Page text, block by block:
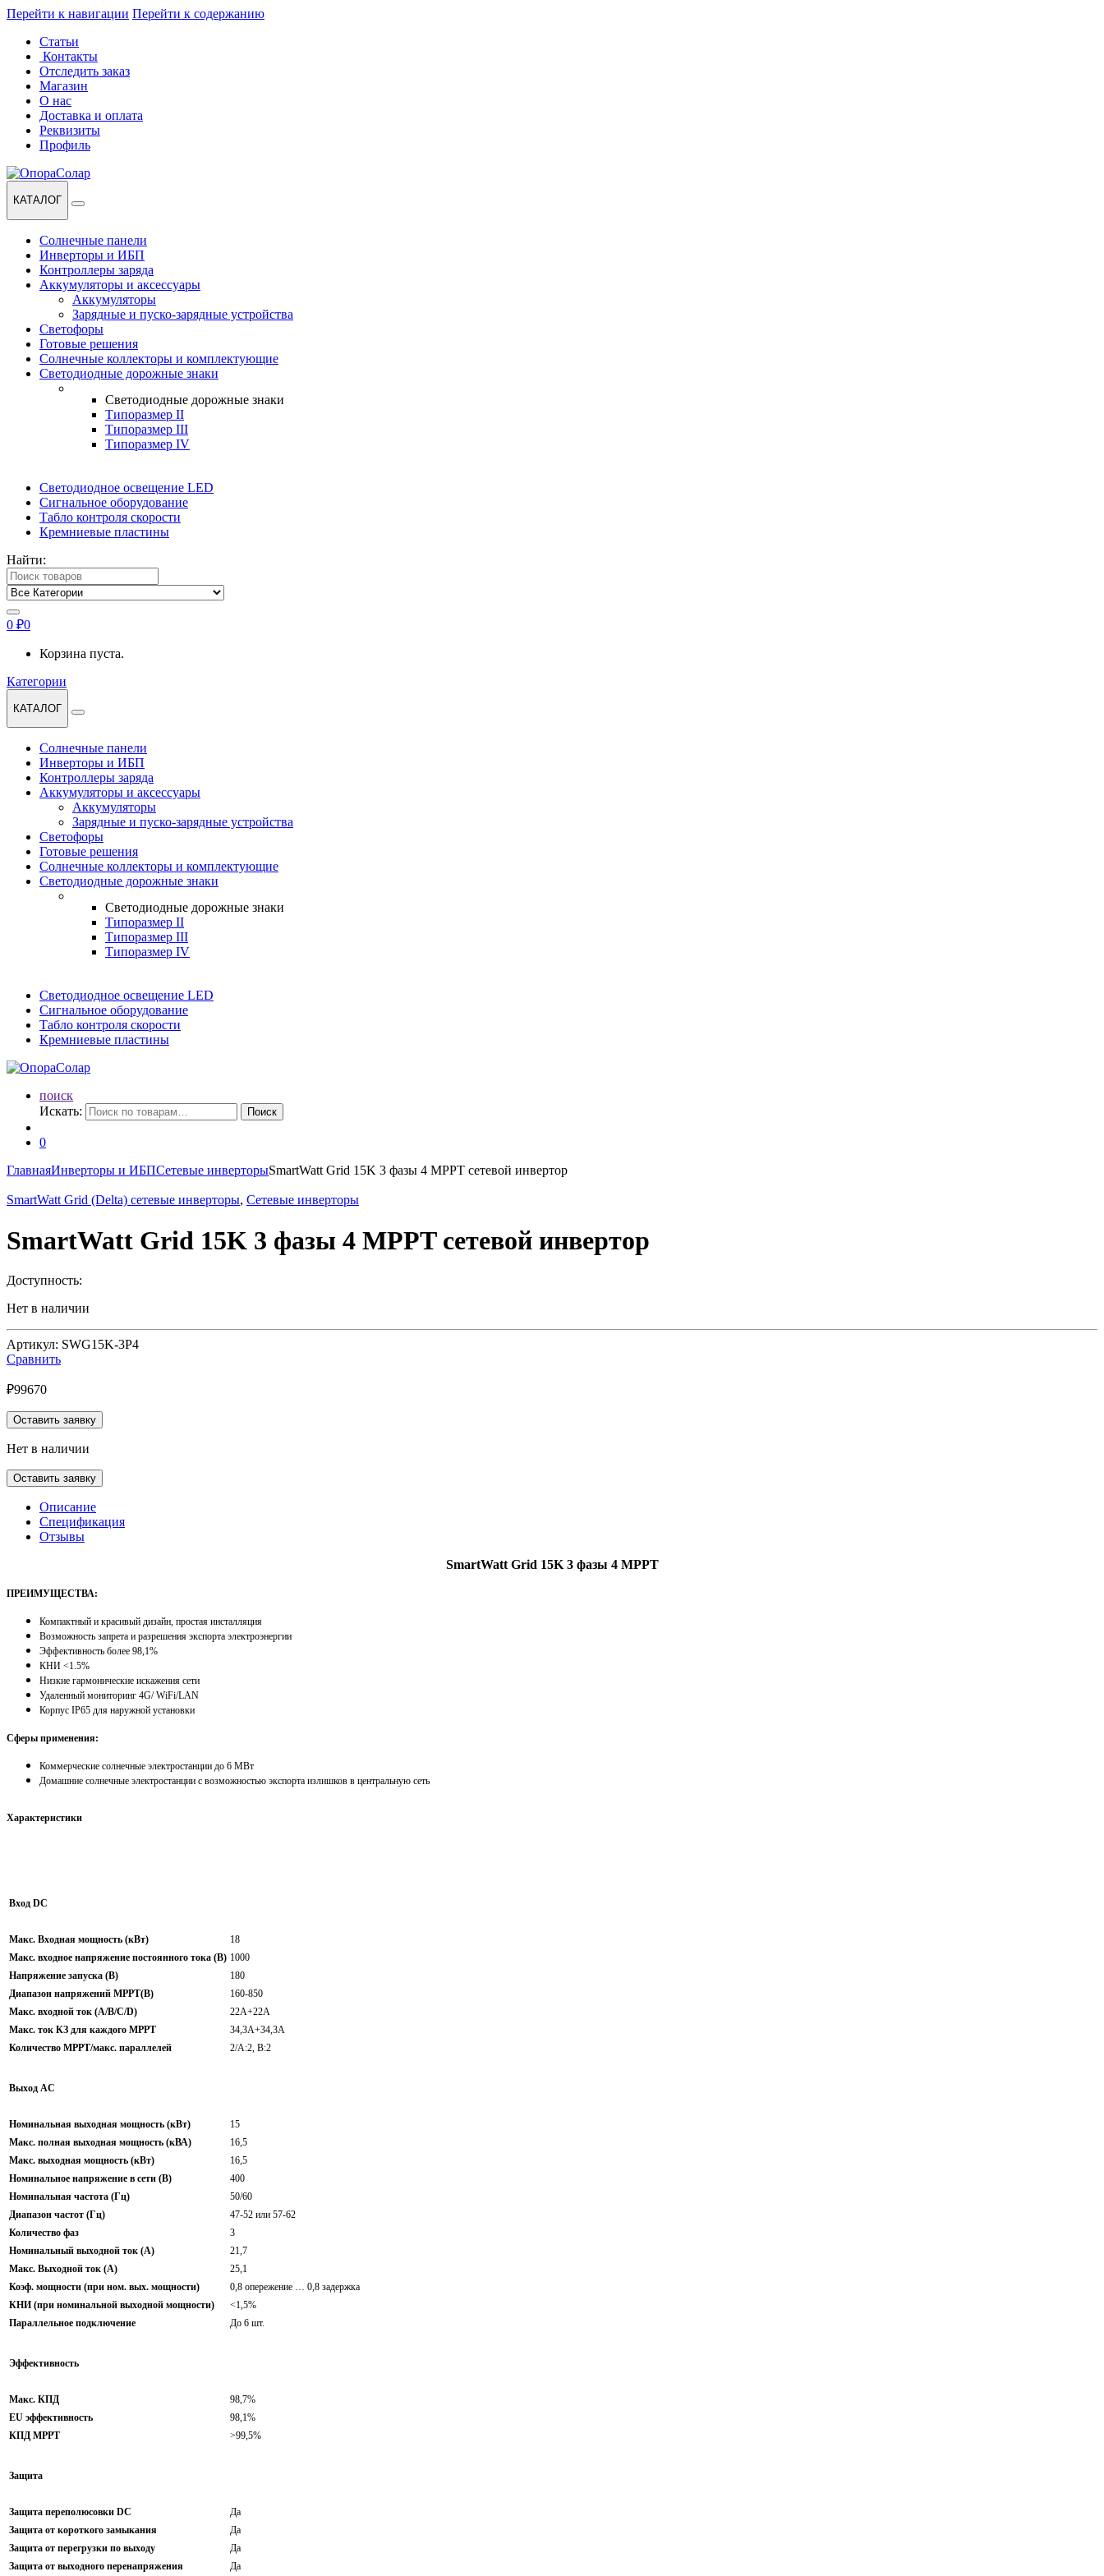
Перейти к навигации Перейти к содержанию
Статьи
Контакты
Отследить заказ
Магазин
О нас
Доставка и оплата
Реквизиты
Профиль
КАТАЛОГ
Солнечные панели
Инверторы и ИБП
Контроллеры заряда
Аккумуляторы и аксессуары
Аккумуляторы
Зарядные и пуско-зарядные устройства
Светофоры
Готовые решения
Солнечные коллекторы и комплектующие
Светодиодные дорожные знаки
Светодиодные дорожные знаки
Типоразмер II
Типоразмер III
Типоразмер IV
Светодиодное освещение LED
Сигнальное оборудование
Табло контроля скорости
Кремниевые пластины
Найти:
0 ₽0
Корзина пуста.
Категории
КАТАЛОГ
Солнечные панели
Инверторы и ИБП
Контроллеры заряда
Аккумуляторы и аксессуары
Аккумуляторы
Зарядные и пуско-зарядные устройства
Светофоры
Готовые решения
Солнечные коллекторы и комплектующие
Светодиодные дорожные знаки
Светодиодные дорожные знаки
Типоразмер II
Типоразмер III
Типоразмер IV
Светодиодное освещение LED
Сигнальное оборудование
Табло контроля скорости
Кремниевые пластины
поиск
Искать:
Поиск
0
ГлавнаяИнверторы и ИБПСетевые инверторыSmartWatt Grid 15K 3 фазы 4 MPPT сетевой инвертор
SmartWatt Grid (Delta) сетевые инверторы, Сетевые инверторы
SmartWatt Grid 15K 3 фазы 4 MPPT сетевой инвертор
Доступность:
Нет в наличии
Артикул: SWG15K-3P4
Сравнить
₽99670
Оставить заявку
Нет в наличии
Оставить заявку
Описание
Спецификация
Отзывы
SmartWatt Grid 15K 3 фазы 4 MPPT
ПРЕИМУЩЕСТВА:
Компактный и красивый дизайн, простая инсталляция
Возможность запрета и разрешения экспорта электроэнергии
Эффективность более 98,1%
КНИ <1.5%
Низкие гармонические искажения сети
Удаленный мониторинг 4G/ WiFi/LAN
Корпус IP65 для наружной установки
Сферы применения:
Коммерческие солнечные электростанции до 6 МВт
Домашние солнечные электростанции с возможностью экспорта излишков в центральную сеть
Характеристики
Вход DC
Макс. Входная мощность (кВт)
18
Макс. входное напряжение постоянного тока (В) 1000
Напряжение запуска (В)
180
Диапазон напряжений МРРТ(В)
160-850
Макс. входной ток (A/B/C/D)
22A+22A
Макс. ток КЗ для каждого МРРТ
34,3A+34,3A
Количество МРРТ/макс. параллелей
2/A:2, B:2
Выход AC
Номинальная выходная мощность (кВт)
15
Макс. полная выходная мощность (кВА)
16,5
Макс. выходная мощность (кВт)
16,5
Номинальное напряжение в сети (В)
400
Номинальная частота (Гц)
50/60
Диапазон частот (Гц)
47-52 или 57-62
Количество фаз
3
Номинальный выходной ток (A)
21,7
Макс. Выходной ток (A)
25,1
Коэф. мощности (при ном. вых. мощности)
0,8 опережение … 0,8 задержка
КНИ (при номинальной выходной мощности)
<1,5%
Параллельное подключение
До 6 шт.
Эффективность
Макс. КПД
98,7%
EU эффективность
98,1%
КПД MPPT
>99,5%
Защита
Защита переполюсовки DC
Да
Защита от короткого замыкания
Да
Защита от перегрузки по выходу
Да
Защита от выходного перенапряжения
Да